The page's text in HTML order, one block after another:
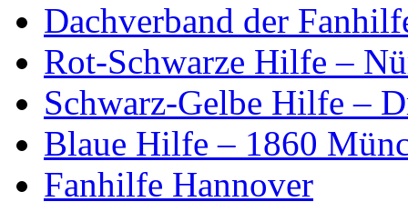
Dachverband der
Rot-Schwarze Hilfe –
Schwarz-Gelbe Hilfe –
Blaue Hilfe – 1860
Fanhilfe Hannover